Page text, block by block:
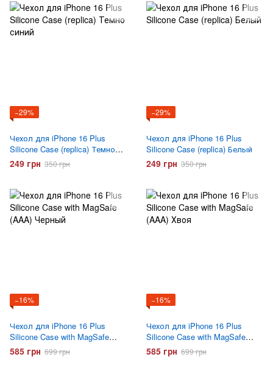
−29%
Чехол для iPhone 16 Plus
Silicone Case (replica) Темно
синий
249 грн 350 грн
−29%
Чехол для iPhone 16 Plus
Silicone Case (replica) Белый
249 грн 350 грн
−16%
Чехол для iPhone 16 Plus
Silicone Case with MagSafe
(AAA) Черный
585 грн 699 грн
−16%
Чехол для iPhone 16 Plus
Silicone Case with MagSafe
(AAA) Хвоя
585 грн 699 грн